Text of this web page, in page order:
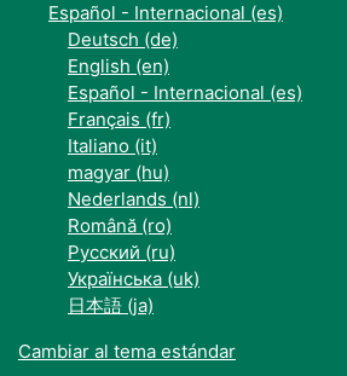
Español - Internacional ‎(es)‎
Deutsch ‎(de)‎
English ‎(en)‎
Español - Internacional ‎(es)‎
Français ‎(fr)‎
Italiano ‎(it)‎
magyar ‎(hu)‎
Nederlands ‎(nl)‎
Română ‎(ro)‎
Русский ‎(ru)‎
Українська ‎(uk)‎
日本語 ‎(ja)‎
Cambiar al tema estándar